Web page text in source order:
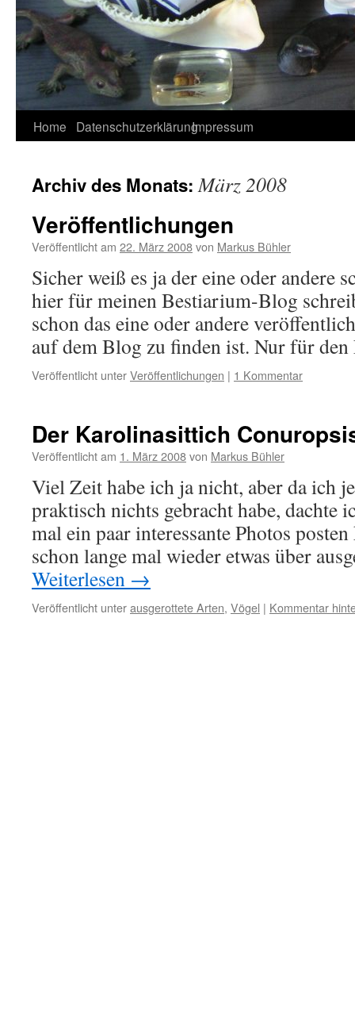
Home DatenschutzerklärungImpressum
Archiv des Monats:März 2008
Veröffentlichungen
Veröffentlicht am 22. März 2008von Markus Bühler
Sicher weiß es ja der eine oder andere
hier für meinen Bestiarium-Blog
schon das eine oder andere
auf dem Blog zu finden ist. Nur für
Veröffentlicht unterVeröffentlichungen | 1 Kommentar
Der Karolinasittich
Veröffentlicht am 1. März 2008von Markus Bühler
Viel Zeit habe ich ja nicht, aber da ich
praktisch nichts gebracht habe, dachte
mal ein paar interessante Photos
schon lange mal wieder etwas über
Weiterlesen →
Veröffentlicht unterausgerottete Arten, Vögel | Kommentar